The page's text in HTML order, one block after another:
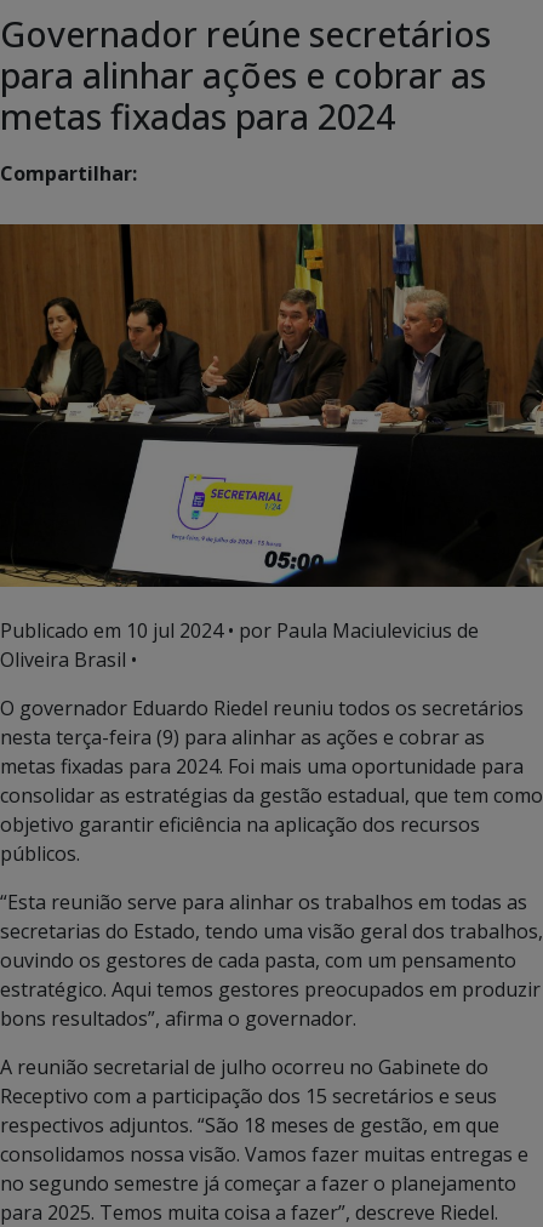
Governador reúne secretários
para alinhar ações e cobrar as
metas fixadas para 2024
Compartilhar:
Publicado em 10 jul 2024• por Paula Maciulevicius de
Oliveira Brasil •
O governador Eduardo Riedel reuniu todos os secretários
nesta terça-feira (9) para alinhar as ações e cobrar as
metas fixadas para 2024. Foi mais uma oportunidade para
consolidar as estratégias da gestão estadual, que tem como
objetivo garantir eficiência na aplicação dos recursos
públicos.
“Esta reunião serve para alinhar os trabalhos em todas as
secretarias do Estado, tendo uma visão geral dos trabalhos,
ouvindo os gestores de cada pasta, com um pensamento
estratégico. Aqui temos gestores preocupados em produzir
bons resultados”, afirma o governador.
A reunião secretarial de julho ocorreu no Gabinete do
Receptivo com a participação dos 15 secretários e seus
respectivos adjuntos. “São 18 meses de gestão, em que
consolidamos nossa visão. Vamos fazer muitas entregas e
no segundo semestre já começar a fazer o planejamento
para 2025. Temos muita coisa a fazer”, descreve Riedel.